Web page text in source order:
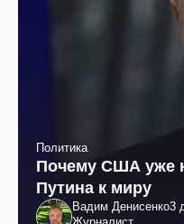
Политика
Почему США уже
Путина к миру
Вадим Денисенко3